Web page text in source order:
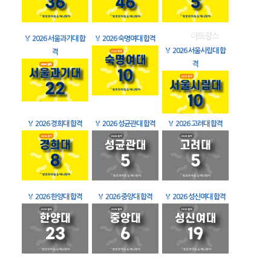
🏅 2026 서울과기대 합
격
🏅 2026 숙명여대 합격
🏅 2026 서울시립대 합
격
🏅 2026 경희대 합격 🏅 2026 성균관대 합격 🏅 2026 고려대 합격
🏅 2026 한양대 합격 🏅 2026 중앙대 합격 🏅 2026 성신여대 합격